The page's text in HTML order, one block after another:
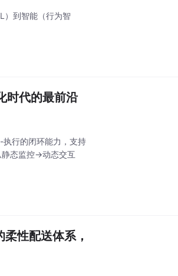
）到智能（行为智
时代的最前沿
行的闭环能力，支持
静态监控→动态交互
性配送体系，